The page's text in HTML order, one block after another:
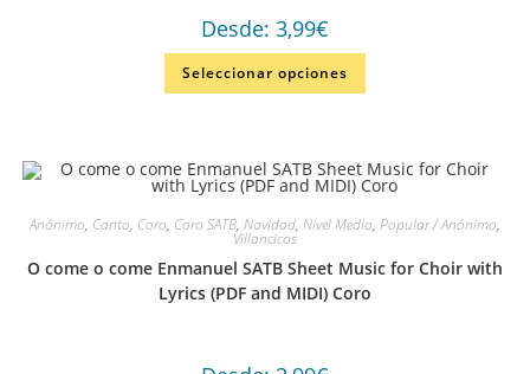
Desde: 3,99€
Seleccionar opciones
Anónimo, Canto, Coro, Coro SATB, Navidad, Nivel Medio, Popular / Anónimo,
Villancicos
O come o come Enmanuel SATB Sheet Music for Choir with
Lyrics (PDF and MIDI) Coro